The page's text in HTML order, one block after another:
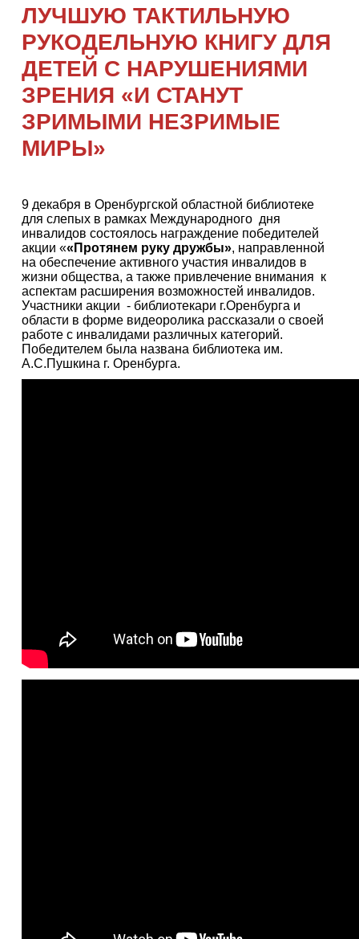
ЛУЧШУЮ ТАКТИЛЬНУЮ
РУКОДЕЛЬНУЮ КНИГУ ДЛЯ
ДЕТЕЙ С НАРУШЕНИЯМИ
ЗРЕНИЯ «И СТАНУТ
ЗРИМЫМИ НЕЗРИМЫЕ
МИРЫ»
9 декабря в Оренбургской областной библиотеке
для слепых в рамках Международного дня
инвалидов состоялось награждение победителей
акции ««Протянем руку дружбы», направленной
на обеспечение активного участия инвалидов в
жизни общества, а также привлечение внимания к
аспектам расширения возможностей инвалидов.
Участники акции - библиотекари г.Оренбурга и
области в форме видеоролика рассказали о своей
работе с инвалидами различных категорий.
Победителем была названа библиотека им.
А.С.Пушкина г. Оренбурга.